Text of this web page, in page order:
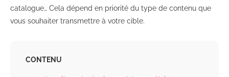
catalogue… Cela dépend en priorité du type de contenu que
vous souhaiter transmettre à votre cible.
CONTENU